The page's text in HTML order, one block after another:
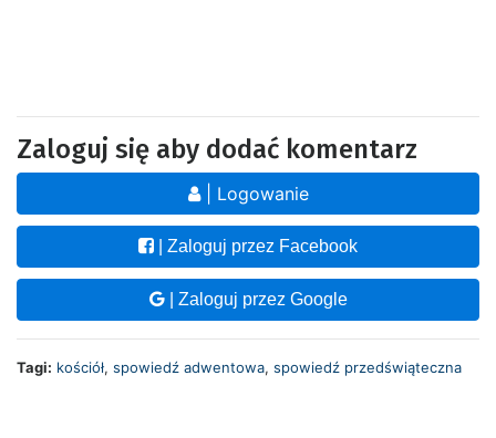
Zaloguj się aby dodać komentarz
| Logowanie
| Zaloguj przez Facebook
| Zaloguj przez Google
Tagi: kościół, spowiedź adwentowa, spowiedź przedświąteczna